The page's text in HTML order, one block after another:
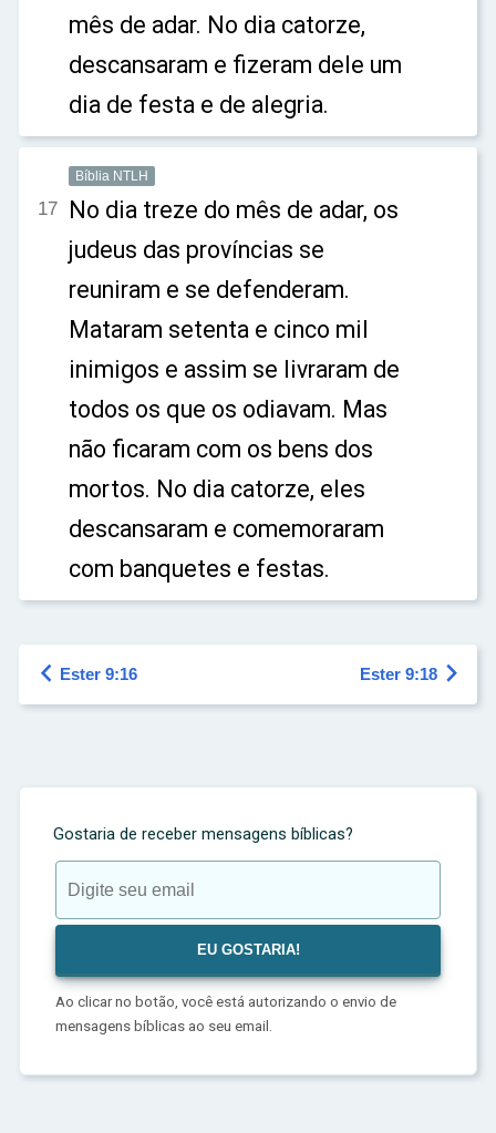
mês de adar. No dia catorze,
descansaram e fizeram dele um
dia de festa e de alegria.
Bíblia NTLH
17 No dia treze do mês de adar, os
judeus das províncias se
reuniram e se defenderam.
Mataram setenta e cinco mil
inimigos e assim se livraram de
todos os que os odiavam. Mas
não ficaram com os bens dos
mortos. No dia catorze, eles
descansaram e comemoraram
com banquetes e festas.
 Ester 9:16 Ester 9:18 
Gostaria de receber mensagens bíblicas?
Ao clicar no botão, você está autorizando o envio de
mensagens bíblicas ao seu email.